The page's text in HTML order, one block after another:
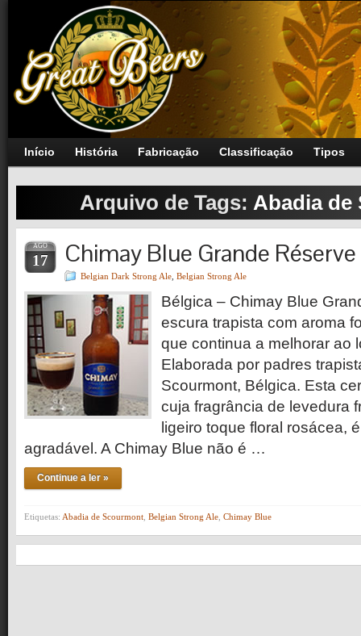
Início História Fabricação Classificação Tipos
Arquivo de Tags: Abadia de
AGO
17 Chimay Blue Grande Réserve
Belgian Dark Strong Ale Belgian Strong Ale
Bélgica – Chimay Blue
escura trapista com aroma
que continua a melhorar ao
Elaborada por padres
Scourmont, Bélgica. Esta
cuja fragrância de levedura
ligeiro toque floral rosácea,
agradável. A Chimay Blue não é …
Continue a ler »
Etiquetas: Abadia de Scourmont Belgian Strong Ale Chimay Blue